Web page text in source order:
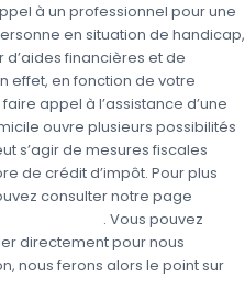
à un professionnel pour une
en situation de handicap,
financières et de
effet, en fonction de votre
appel à l’assistance d’une
ouvre plusieurs possibilités
s’agir de mesures fiscales
de crédit d’impôt. Pour plus
consulter notre page
. Vous pouvez
directement pour nous
nous ferons alors le point sur